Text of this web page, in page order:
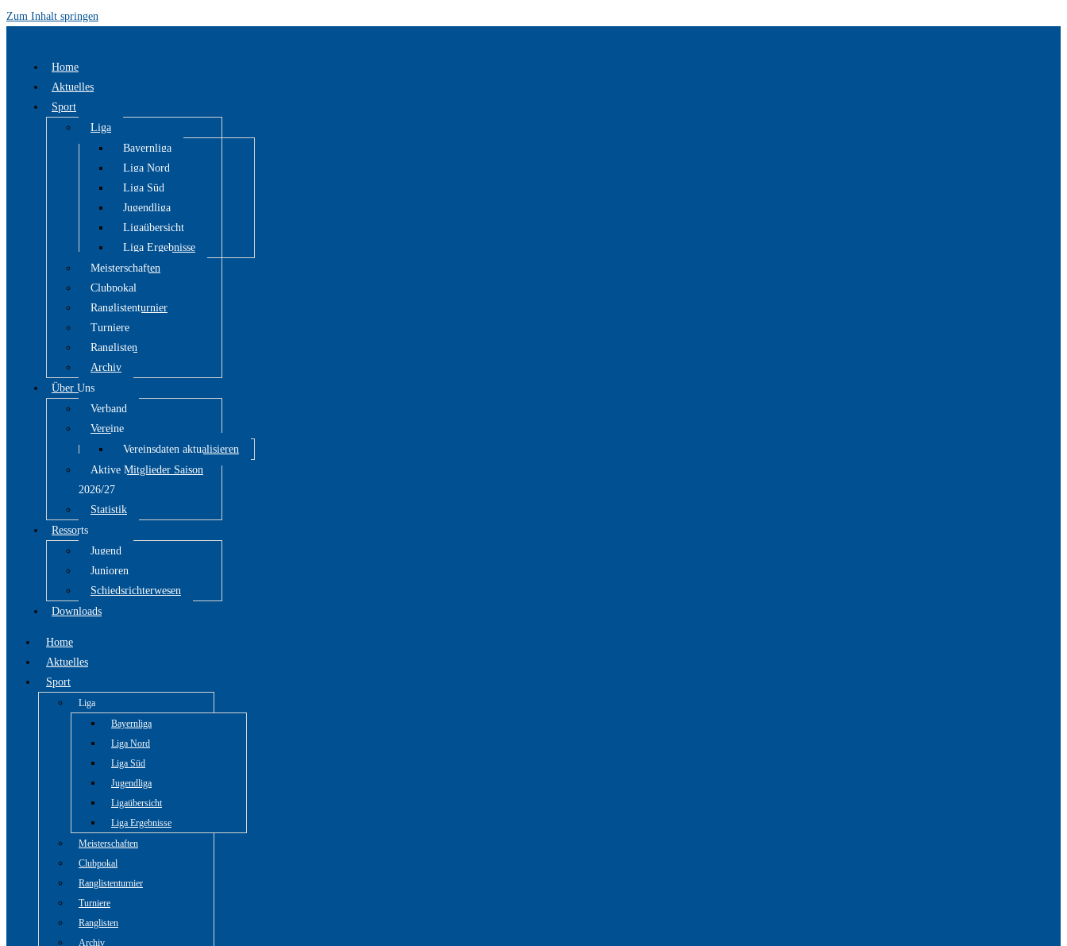
Zum Inhalt springen
Home
Aktuelles
Sport
Liga
Bayernliga
Liga Nord
Liga Süd
Jugendliga
Ligaübersicht
Liga Ergebnisse
Meisterschaften
Clubpokal
Ranglistenturnier
Turniere
Ranglisten
Archiv
Über Uns
Verband
Vereine
Vereinsdaten aktualisieren
Aktive Mitglieder Saison
2026/27
Statistik
Ressorts
Jugend
Junioren
Schiedsrichterwesen
Downloads
Home
Aktuelles
Sport
Liga
Bayernliga
Liga Nord
Liga Süd
Jugendliga
Ligaübersicht
Liga Ergebnisse
Meisterschaften
Clubpokal
Ranglistenturnier
Turniere
Ranglisten
Archiv